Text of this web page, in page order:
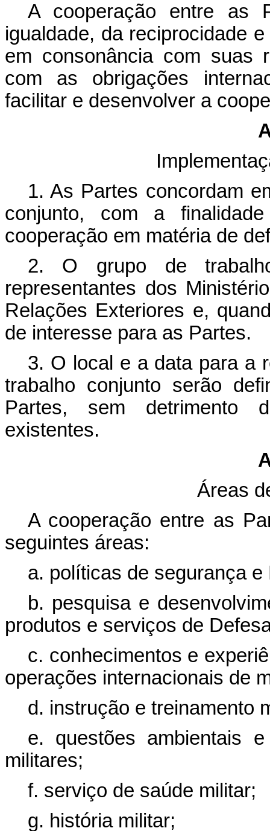
A cooperação entre as
igualdade, da reciprocidade
em consonância com suas
com as obrigações
facilitar e desenvolver a
1. As Partes concordam
conjunto, com a
cooperação em matéria de
2. O grupo de
representantes dos
Relações Exteriores e,
de interesse para as Partes.
3. O local e a data para a
trabalho conjunto serão
Partes, sem detrimento
existentes.
Áreas
A cooperação entre as
seguintes áreas:
a. políticas de segurança e
b. pesquisa e
produtos e serviços de
c. conhecimentos e
operações internacionais de
d. instrução e treinamento
e. questões ambientais
militares;
f. serviço de saúde militar;
g. história militar;